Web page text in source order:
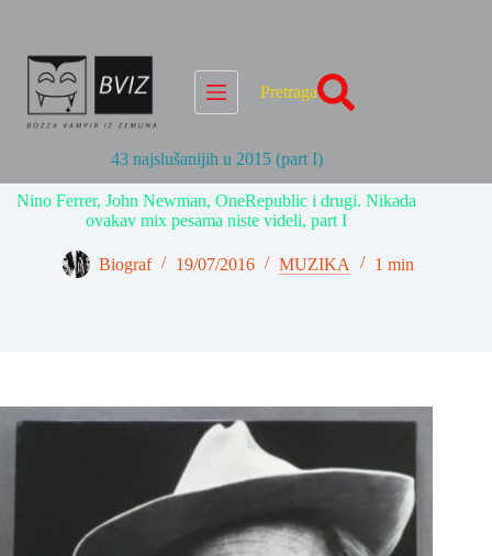
Pretraga
43 najslušanijih u 2015 (part I)
Nino Ferrer, John Newman, OneRepublic i drugi. Nikada
ovakav mix pesama niste videli, part I
Biograf 19/07/2016 MUZIKA 1 min